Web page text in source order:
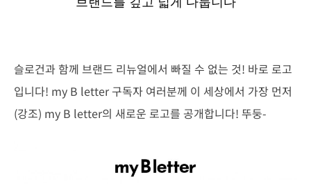
슬로건과 함께 브랜드 리뉴얼에서 빠질 수 없는 것! 바로 로고
입니다! my B letter 구독자 여러분께 이 세상에서 가장 먼저
(강조) my B letter의 새로운 로고를 공개합니다! 뚜둥-